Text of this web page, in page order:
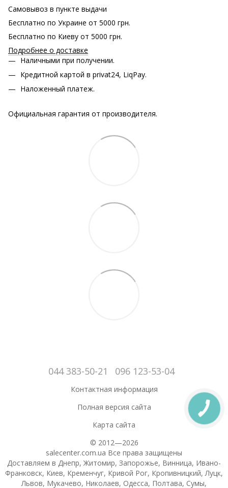
Самовывоз в пункте выдачи
Бесплатно по Украине от 5000 грн.
Бесплатно по Киеву от 5000 грн.
Подробнее о доставке
Наличными при получении.
Кредитной картой в privat24, LiqPay.
Наложенный платеж.
Официальная гарантия от производителя.
044 383-50-21 096 123-53-04
Контактная информация
Полная версия сайта
Карта сайта
© 2012—2026
salecenter.com.ua Все права защищены
Доставляем в Днепр, Житомир, Запорожье, Винница, Ивано-
Франковск, Киев, Кременчуг, Кривой Рог, Кропивницкий, Луцк,
Львов, Мукачево, Николаев, Одесса, Полтава, Сумы,